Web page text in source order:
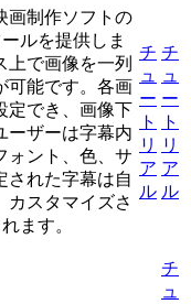
画制作ソフトの
ルを提供しま
上で画像を一列
可能です。各画
定でき、画像下
ーザーは字幕内
ォント、色、サ
された字幕は自
カスタマイズさ
ます。
チ
ュ
ー
ト
リ
ア
ル
チ
ュ
ー
ト
リ
ア
ル
チ
ュ